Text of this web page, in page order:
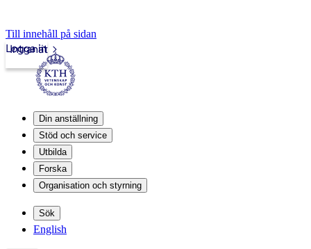
Till innehåll på sidan
Intranät
Logga in
Din anställning
Stöd och service
Utbilda
Forska
Organisation och styrning
Sök
English